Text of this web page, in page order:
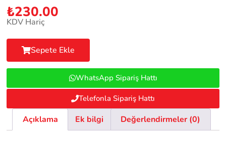
₺230.00
KDV Hariç
Sepete Ekle
WhatsApp Sipariş Hattı
Telefonla Sipariş Hattı
Açıklama Ek bilgi Değerlendirmeler (0)